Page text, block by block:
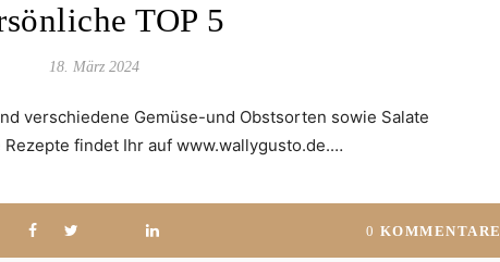
TOP 5
18. März 2024
verschiedene Gemüse-und Obstsorten sowie Salate
Rezepte findet Ihr auf www.wallygusto.de.…
0 KOMMENTARE